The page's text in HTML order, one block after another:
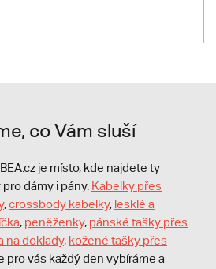
co Vám sluší
je místo, kde najdete ty
dámy i pány. Kabelky přes
,crossbody kabelky, lesklé a
, peněženky, pánské tašky přes
na doklady, kožené tašky přes
pro vás každý den vybíráme a